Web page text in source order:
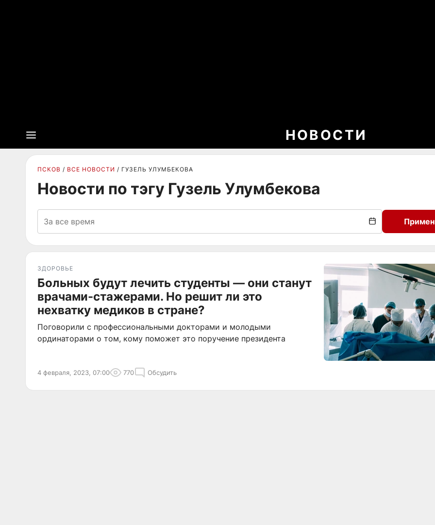
НОВОСТИ
ПСКОВ ВСЕ НОВОСТИ ГУЗЕЛЬ УЛУМБЕКОВА
Новости по тэгу Гузель Улумбекова
ЗДОРОВЬЕ
Больных будут лечить студенты — они станут
врачами-стажерами. Но решит ли это
нехватку медиков в стране?
Поговорили с профессиональными докторами и молодыми
ординаторами о том, кому поможет это поручение президента
4 февраля, 2023, 07:00 770 Обсудить